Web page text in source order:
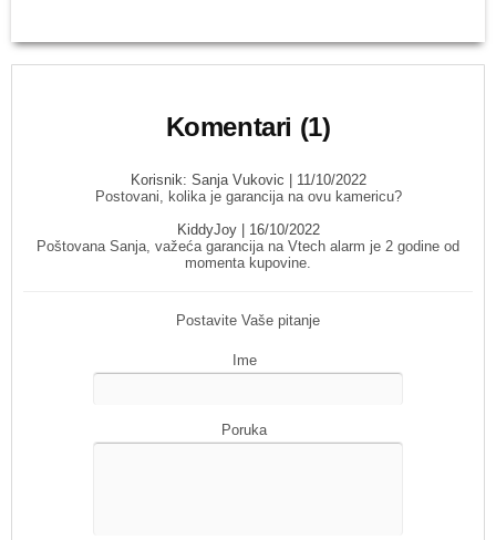
Komentari (1)
Korisnik: Sanja Vukovic | 11/10/2022
Postovani, kolika je garancija na ovu kamericu?
KiddyJoy
| 16/10/2022
Poštovana Sanja, važeća garancija na Vtech alarm je 2 godine od
momenta kupovine.
Postavite Vaše pitanje
Ime
Poruka